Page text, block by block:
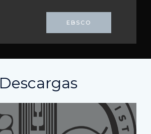
EBSCO
Descargas